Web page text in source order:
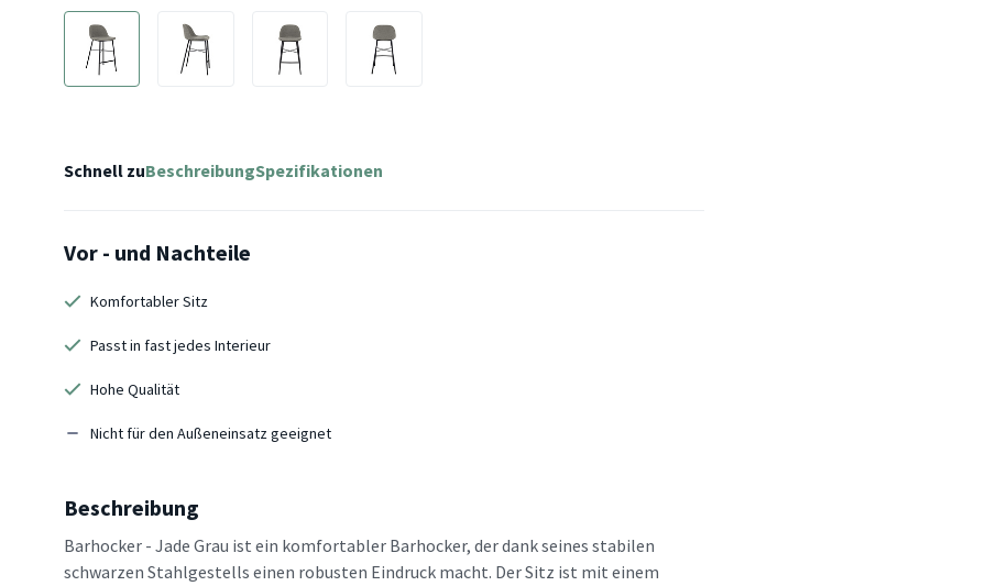
Schnell zuBeschreibungSpezifikationen
Vor - und Nachteile
Komfortabler Sitz
Passt in fast jedes Interieur
Hohe Qualität
Nicht für den Außeneinsatz geeignet
Beschreibung
Barhocker - Jade Grau ist ein komfortabler Barhocker, der dank seines stabilen
schwarzen Stahlgestells einen robusten Eindruck macht. Der Sitz ist mit einem